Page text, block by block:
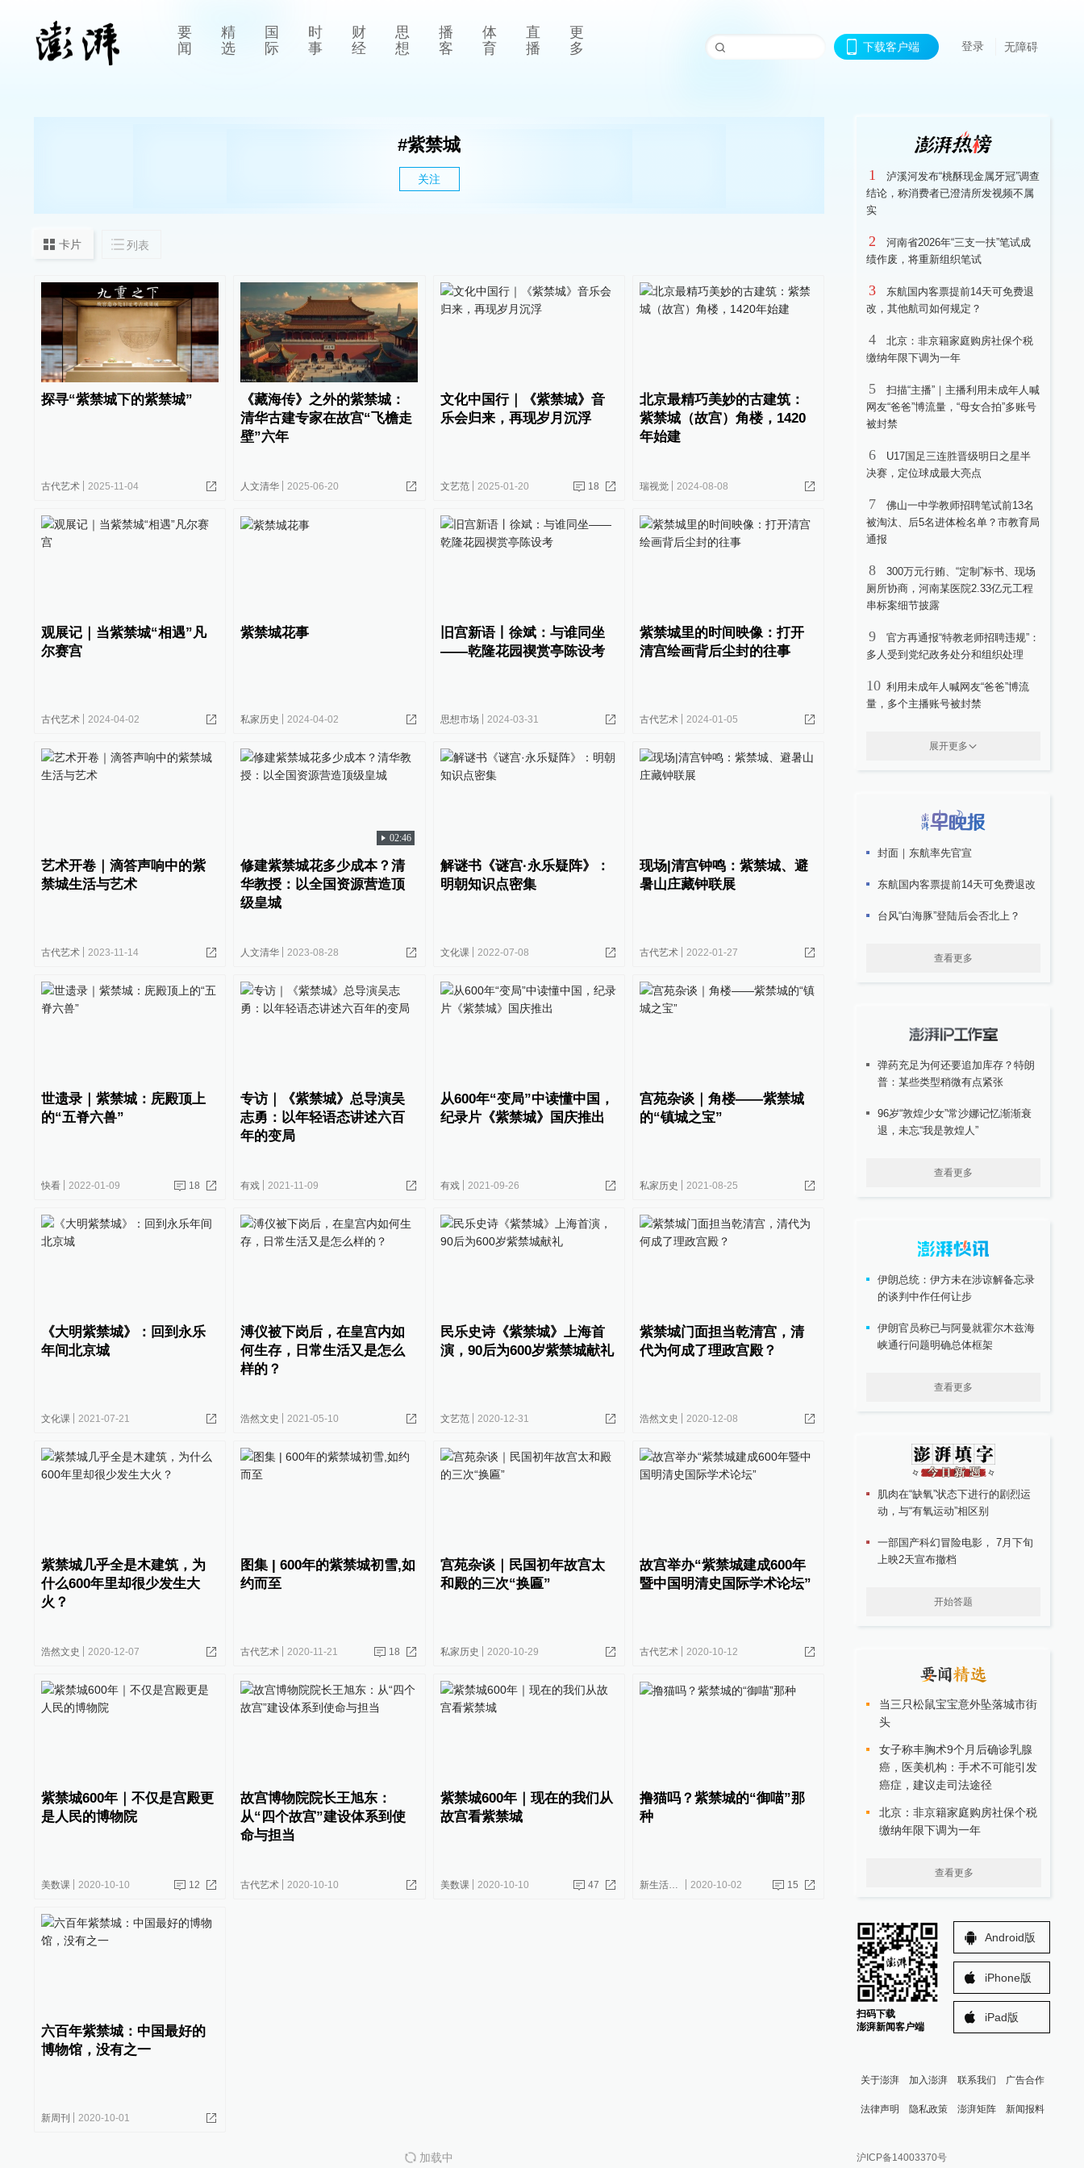
要
闻
精
选
国
际
时
事
财
经
思
想
播
客
体
育
直
播
更
多
下载客户端 登录 无障碍
#紫禁城
关注
卡片 列表
探寻“紫禁城下的紫禁城”
古代艺术 2025-11-04
《藏海传》之外的紫禁城：
清华古建专家在故宫“飞檐走
壁”六年
人文清华 2025-06-20
文化中国行｜《紫禁城》音
乐会归来，再现岁月沉浮
文艺范 2025-01-20 18
北京最精巧美妙的古建筑：
紫禁城（故宫）角楼，1420
年始建
瑞视觉 2024-08-08
观展记｜当紫禁城“相遇”凡
尔赛宫
古代艺术 2024-04-02
紫禁城花事
私家历史 2024-04-02
旧宫新语丨徐斌：与谁同坐
——乾隆花园禊赏亭陈设考
思想市场 2024-03-31
紫禁城里的时间映像：打开
清宫绘画背后尘封的往事
古代艺术 2024-01-05
艺术开卷｜滴答声响中的紫
禁城生活与艺术
古代艺术 2023-11-14
02:46
修建紫禁城花多少成本？清
华教授：以全国资源营造顶
级皇城
人文清华 2023-08-28
解谜书《谜宫·永乐疑阵》：
明朝知识点密集
文化课 2022-07-08
现场|清宫钟鸣：紫禁城、避
暑山庄藏钟联展
古代艺术 2022-01-27
世遗录｜紫禁城：庑殿顶上
的“五脊六兽”
快看 2022-01-09 18
专访｜《紫禁城》总导演吴
志勇：以年轻语态讲述六百
年的变局
有戏 2021-11-09
从600年“变局”中读懂中国，
纪录片《紫禁城》国庆推出
有戏 2021-09-26
宫苑杂谈｜角楼——紫禁城
的“镇城之宝”
私家历史 2021-08-25
《大明紫禁城》：回到永乐
年间北京城
文化课 2021-07-21
溥仪被下岗后，在皇宫内如
何生存，日常生活又是怎么
样的？
浩然文史 2021-05-10
民乐史诗《紫禁城》上海首
演，90后为600岁紫禁城献礼
文艺范 2020-12-31
紫禁城门面担当乾清宫，清
代为何成了理政宫殿？
浩然文史 2020-12-08
紫禁城几乎全是木建筑，为
什么600年里却很少发生大
火？
浩然文史 2020-12-07
图集 | 600年的紫禁城初雪,如
约而至
古代艺术 2020-11-21 18
宫苑杂谈｜民国初年故宫太
和殿的三次“换匾”
私家历史 2020-10-29
故宫举办“紫禁城建成600年
暨中国明清史国际学术论坛”
古代艺术 2020-10-12
紫禁城600年｜不仅是宫殿更
是人民的博物院
美数课 2020-10-10 12
故宫博物院院长王旭东：
从“四个故宫”建设体系到使
命与担当
古代艺术 2020-10-10
紫禁城600年｜现在的我们从
故宫看紫禁城
美数课 2020-10-10 47
撸猫吗？紫禁城的“御喵”那
种
新生活方式研究院 2020-10-02 15
六百年紫禁城：中国最好的
博物馆，没有之一
新周刊 2020-10-01
加载中
1
泸溪河发布“桃酥现金属牙冠”调查
结论，称消费者已澄清所发视频不属
实
2
河南省2026年“三支一扶”笔试成
绩作废，将重新组织笔试
3
东航国内客票提前14天可免费退
改，其他航司如何规定？
4
北京：非京籍家庭购房社保个税
缴纳年限下调为一年
5
扫描“主播”｜主播利用未成年人喊
网友“爸爸”博流量，“母女合拍”多账号
被封禁
6
U17国足三连胜晋级明日之星半
决赛，定位球成最大亮点
7
佛山一中学教师招聘笔试前13名
被淘汰、后5名进体检名单？市教育局
通报
8
300万元行贿、“定制”标书、现场
厕所协商，河南某医院2.33亿元工程
串标案细节披露
9
官方再通报“特教老师招聘违规”：
多人受到党纪政务处分和组织处理
10 利用未成年人喊网友“爸爸”博流
量，多个主播账号被封禁
展开更多
封面｜东航率先官宣
东航国内客票提前14天可免费退改
台风“白海豚”登陆后会否北上？
查看更多
弹药充足为何还要追加库存？特朗
普：某些类型稍微有点紧张
96岁“敦煌少女”常沙娜记忆渐渐衰
退，未忘“我是敦煌人”
查看更多
伊朗总统：伊方未在涉谅解备忘录
的谈判中作任何让步
伊朗官员称已与阿曼就霍尔木兹海
峡通行问题明确总体框架
查看更多
肌肉在“缺氧”状态下进行的剧烈运
动，与“有氧运动”相区别
一部国产科幻冒险电影， 7月下旬
上映2天宣布撤档
开始答题
当三只松鼠宝宝意外坠落城市街
头
女子称丰胸术9个月后确诊乳腺
癌，医美机构：手术不可能引发
癌症，建议走司法途径
北京：非京籍家庭购房社保个税
缴纳年限下调为一年
查看更多
扫码下载
澎湃新闻客户端
Android版
iPhone版
iPad版
关于澎湃 加入澎湃 联系我们 广告合作
法律声明 隐私政策 澎湃矩阵
澎湃新闻公众号
新闻报料
报料邮箱: news@thepaper.cn
沪ICP备14003370号